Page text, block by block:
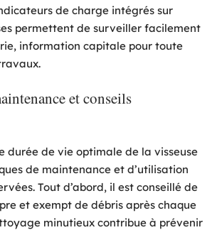
de charge intégrés sur
permettent de surveiller facilement
information capitale pour toute
et conseils
durée de vie optimale de la visseuse
de maintenance et d’utilisation
Tout d’abord, il est conseillé de
et exempt de débris après chaque
minutieux contribue à prévenir